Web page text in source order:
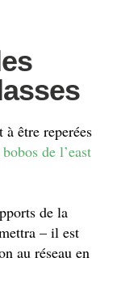
être reperées
de l’east
de la
– il est
au réseau en